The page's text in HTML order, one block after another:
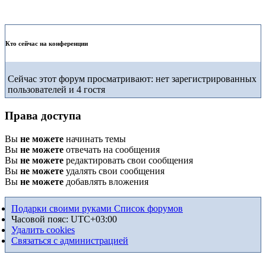
Кто сейчас на конференции
Сейчас этот форум просматривают: нет зарегистрированных
пользователей и 4 гостя
Права доступа
Вы не можете начинать темы
Вы не можете отвечать на сообщения
Вы не можете редактировать свои сообщения
Вы не можете удалять свои сообщения
Вы не можете добавлять вложения
Подарки своими руками Список форумов
Часовой пояс: UTC+03:00
Удалить cookies
Связаться с администрацией